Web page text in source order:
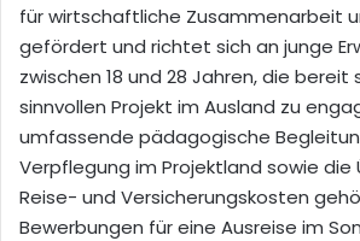
für wirtschaftliche Zusammenarbeit
gefördert und richtet sich an junge
zwischen 18 und 28 Jahren, die bereit
sinnvollen Projekt im Ausland zu
umfassende pädagogische
Verpflegung im Projektland sowie die
Reise- und Versicherungskosten
Bewerbungen für eine Ausreise im